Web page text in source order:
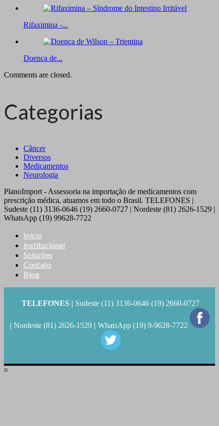
Rifaximina -...
Doença de...
Comments are closed.
Categorias
Câncer
Diversos
Medicamentos
Neurologia
PlanoImport - Assessoria na importação de medicamentos com
prescrição médica, atuamos em todo o Brasil. TELEFONES |
Sudeste (11) 3136-0646 (19) 2660-0727 | Nordeste (81) 2626-1529 |
WhatsApp (19) 99628-7722
Início
Institucional
Soluções
Contato
Blog
TELEFONES | Sudeste (11) 3136-0646 (19) 2660-0727
| Nordeste (81) 2626-1529| WhatsApp (19) 9-9628-7722
¤